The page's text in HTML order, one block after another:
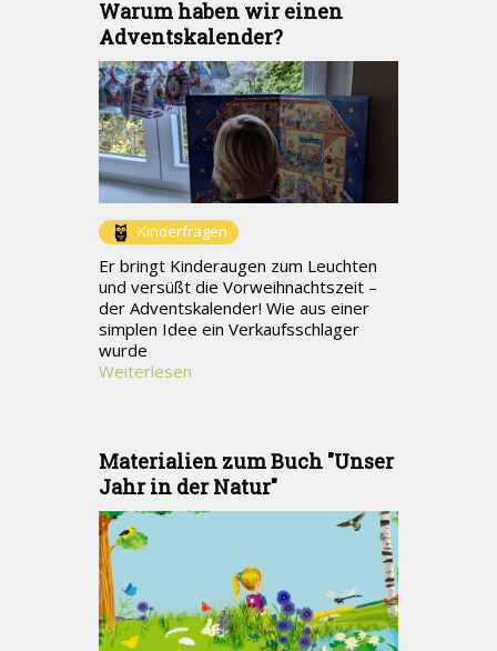
Warum haben wir einen
Adventskalender?
Kinderfragen
Er bringt Kinderaugen zum Leuchten
und versüßt die Vorweihnachtszeit –
der Adventskalender! Wie aus einer
simplen Idee ein Verkaufsschlager
wurde
Weiterlesen
Materialien zum Buch "Unser
Jahr in der Natur"